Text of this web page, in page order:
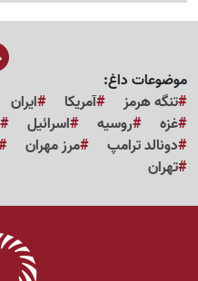
موضوعات داغ:
تنگه هرمز
آمریکا ایران
غزه
روسیه اسرائیل
دونالد ترامپ
مرز مهران
تهران